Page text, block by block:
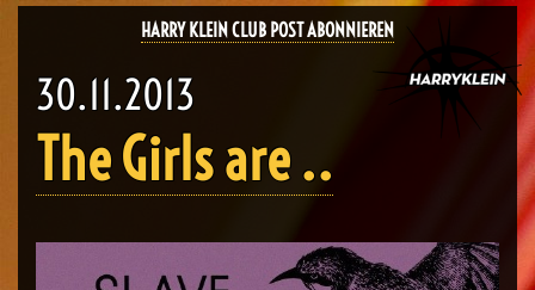
HARRY KLEIN CLUB POST ABONNIEREN
30.11.2013
The Girls are ..